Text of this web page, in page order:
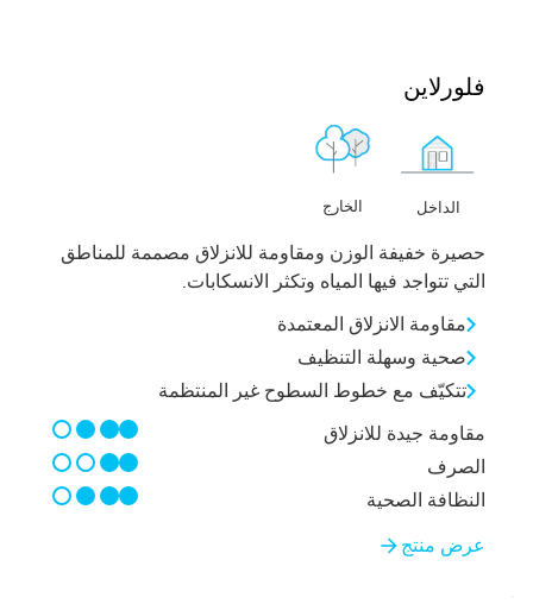
فلورلاين
الداخل الخارج
حصيرة خفيفة الوزن ومقاومة للانزلاق مصممة للمناطق
التي تتواجد فيها المياه وتكثر الانسكابات.
مقاومة الانزلاق المعتمدة
صحية وسهلة التنظيف
تتكيّف مع خطوط السطوح غير المنتظمة
مقاومة جيدة للانزلاق
3/4
الصرف
2/4
النظافة الصحية
3/4
عرض منتج